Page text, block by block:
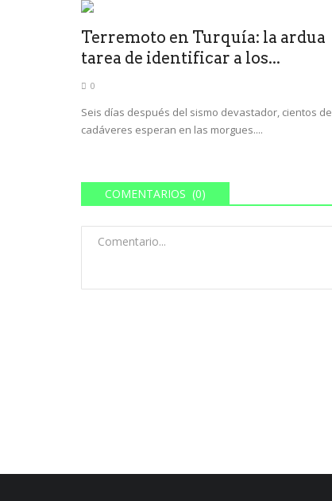
Terremoto en Turquía: la ardua
tarea de identificar a los...
0
Seis días después del sismo devastador, cientos de
cadáveres esperan en las morgues....
COMENTARIOS (0)